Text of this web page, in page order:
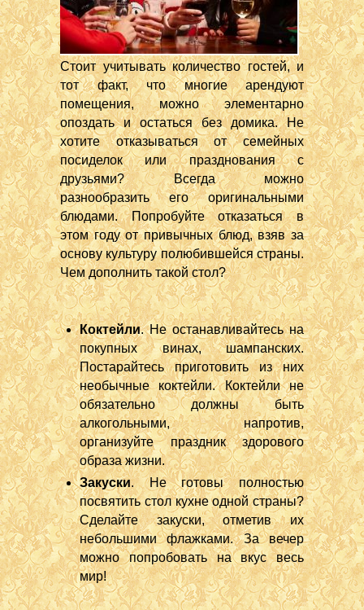
Стоит учитывать количество гостей, и
тот факт, что многие арендуют
помещения, можно элементарно
опоздать и остаться без домика. Не
хотите отказываться от семейных
посиделок или празднования с
друзьями? Всегда можно
разнообразить его оригинальными
блюдами. Попробуйте отказаться в
этом году от привычных блюд, взяв за
основу культуру полюбившейся страны.
Чем дополнить такой стол?
Коктейли. Не останавливайтесь на
покупных винах, шампанских.
Постарайтесь приготовить из них
необычные коктейли. Коктейли не
обязательно должны быть
алкогольными, напротив,
организуйте праздник здорового
образа жизни.
Закуски. Не готовы полностью
посвятить стол кухне одной страны?
Сделайте закуски, отметив их
небольшими флажками. За вечер
можно попробовать на вкус весь
мир!